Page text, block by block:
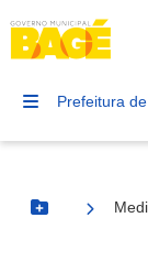
Prefeitura
Botão Menu